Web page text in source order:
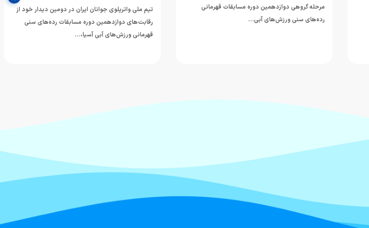
مرحله گروهی دوازدهمین دوره مسابقات قهرمانی
رده‌های سنی ورزش‌های آبی…
تیم ملی واترپلوی جوانان ایران در دومین دیدار خود از
رقابت‌های دوازدهمین دوره مسابقات رده‌های سنی
قهرمانی ورزش‌های آبی آسیا،…